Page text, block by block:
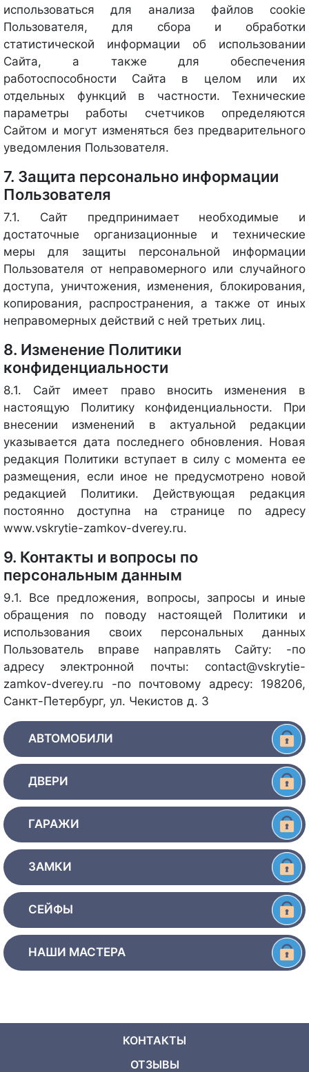
использоваться для анализа файлов cookie
Пользователя, для сбора и обработки
статистической информации об использовании
Сайта, а также для обеспечения
работоспособности Сайта в целом или их
отдельных функций в частности. Технические
параметры работы счетчиков определяются
Сайтом и могут изменяться без предварительного
уведомления Пользователя.
7. Защита персонально информации
Пользователя
7.1. Сайт предпринимает необходимые и
достаточные организационные и технические
меры для защиты персональной информации
Пользователя от неправомерного или случайного
доступа, уничтожения, изменения, блокирования,
копирования, распространения, а также от иных
неправомерных действий с ней третьих лиц.
8. Изменение Политики
конфиденциальности
8.1. Сайт имеет право вносить изменения в
настоящую Политику конфиденциальности. При
внесении изменений в актуальной редакции
указывается дата последнего обновления. Новая
редакция Политики вступает в силу с момента ее
размещения, если иное не предусмотрено новой
редакцией Политики. Действующая редакция
постоянно доступна на странице по адресу
www.vskrytie-zamkov-dverey.ru.
9. Контакты и вопросы по
персональным данным
9.1. Все предложения, вопросы, запросы и иные
обращения по поводу настоящей Политики и
использования своих персональных данных
Пользователь вправе направлять Сайту: -по
адресу электронной почты: contact@vskrytie-
zamkov-dverey.ru -по почтовому адресу: 198206,
Санкт-Петербург, ул. Чекистов д. 3
АВТОМОБИЛИ
ДВЕРИ
ГАРАЖИ
ЗАМКИ
СЕЙФЫ
НАШИ МАСТЕРА
КОНТАКТЫ
ОТЗЫВЫ